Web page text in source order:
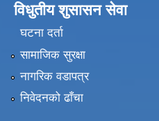
विधुतीय शुसासन सेवा
घटना दर्ता
सामाजिक सुरक्षा
नागरिक वडापत्र
निवेदनको ढाँचा